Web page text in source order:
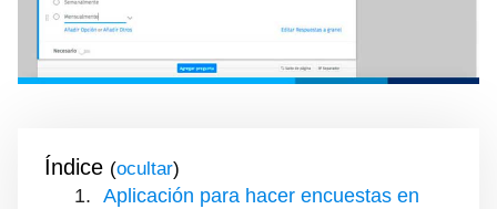
Índice ( )
Aplicación para hacer encuestas en